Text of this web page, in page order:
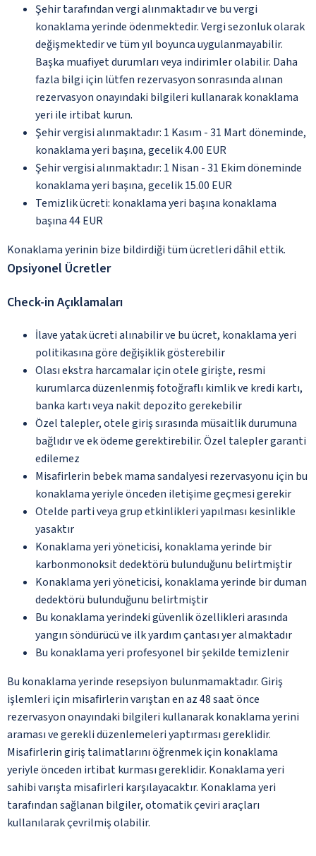
Şehir tarafından vergi alınmaktadır ve bu vergi
konaklama yerinde ödenmektedir. Vergi sezonluk olarak
değişmektedir ve tüm yıl boyunca uygulanmayabilir.
Başka muafiyet durumları veya indirimler olabilir. Daha
fazla bilgi için lütfen rezervasyon sonrasında alınan
rezervasyon onayındaki bilgileri kullanarak konaklama
yeri ile irtibat kurun.
Şehir vergisi alınmaktadır: 1 Kasım - 31 Mart döneminde,
konaklama yeri başına, gecelik 4.00 EUR
Şehir vergisi alınmaktadır: 1 Nisan - 31 Ekim döneminde
konaklama yeri başına, gecelik 15.00 EUR
Temizlik ücreti: konaklama yeri başına konaklama
başına 44 EUR
Konaklama yerinin bize bildirdiği tüm ücretleri dâhil ettik.
Opsiyonel Ücretler
Check-in Açıklamaları
İlave yatak ücreti alınabilir ve bu ücret, konaklama yeri
politikasına göre değişiklik gösterebilir
Olası ekstra harcamalar için otele girişte, resmi
kurumlarca düzenlenmiş fotoğraflı kimlik ve kredi kartı,
banka kartı veya nakit depozito gerekebilir
Özel talepler, otele giriş sırasında müsaitlik durumuna
bağlıdır ve ek ödeme gerektirebilir. Özel talepler garanti
edilemez
Misafirlerin bebek mama sandalyesi rezervasyonu için bu
konaklama yeriyle önceden iletişime geçmesi gerekir
Otelde parti veya grup etkinlikleri yapılması kesinlikle
yasaktır
Konaklama yeri yöneticisi, konaklama yerinde bir
karbonmonoksit dedektörü bulunduğunu belirtmiştir
Konaklama yeri yöneticisi, konaklama yerinde bir duman
dedektörü bulunduğunu belirtmiştir
Bu konaklama yerindeki güvenlik özellikleri arasında
yangın söndürücü ve ilk yardım çantası yer almaktadır
Bu konaklama yeri profesyonel bir şekilde temizlenir
Bu konaklama yerinde resepsiyon bulunmamaktadır. Giriş
işlemleri için misafirlerin varıştan en az 48 saat önce
rezervasyon onayındaki bilgileri kullanarak konaklama yerini
araması ve gerekli düzenlemeleri yaptırması gereklidir.
Misafirlerin giriş talimatlarını öğrenmek için konaklama
yeriyle önceden irtibat kurması gereklidir. Konaklama yeri
sahibi varışta misafirleri karşılayacaktır. Konaklama yeri
tarafından sağlanan bilgiler, otomatik çeviri araçları
kullanılarak çevrilmiş olabilir.